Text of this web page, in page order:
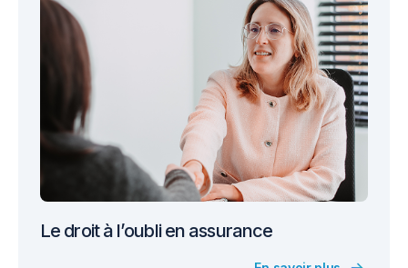
Le droit à l’oubli en assurance